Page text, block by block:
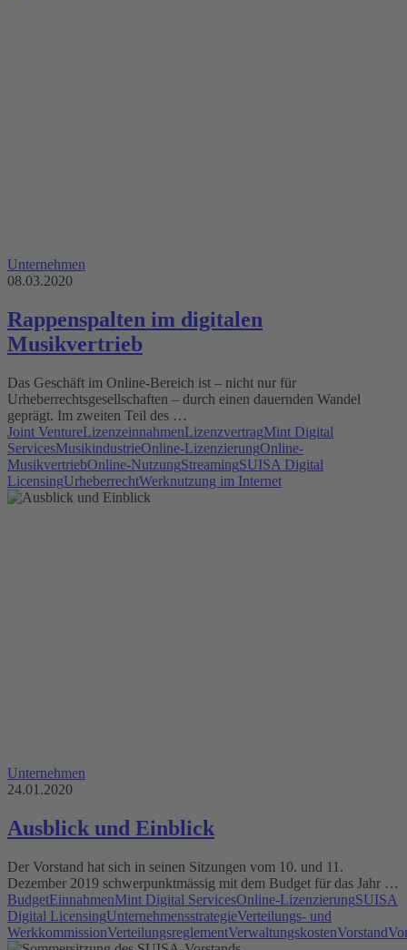
Unternehmen
08.03.2020
Rappenspalten im digitalen
Musikvertrieb
Das Geschäft im Online-Bereich ist – nicht nur für
Urheberrechtsgesellschaften – durch einen dauernden Wandel
geprägt. Im zweiten Teil des …
Joint VentureLizenzeinnahmenLizenzvertragMint Digital
ServicesMusikindustrieOnline-LizenzierungOnline-
MusikvertriebOnline-NutzungStreamingSUISA Digital
LicensingUrheberrechtWerknutzung im Internet
Unternehmen
24.01.2020
Ausblick und Einblick
Der Vorstand hat sich in seinen Sitzungen vom 10. und 11.
Dezember 2019 schwerpunktmässig mit dem Budget für das Jahr …
BudgetEinnahmenMint Digital ServicesOnline-LizenzierungSUISA
Digital LicensingUnternehmensstrategieVerteilungs- und
WerkkommissionVerteilungsreglementVerwaltungskostenVorstand